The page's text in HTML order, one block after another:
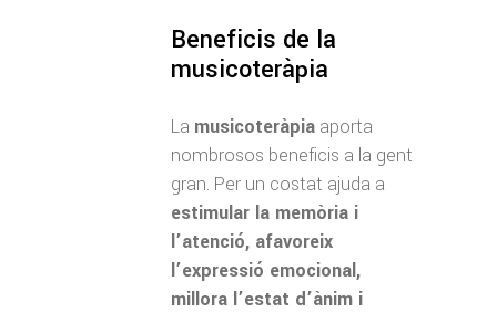
Beneficis de la
musicoteràpia
La musicoteràpia aporta
nombrosos beneficis a la gent
gran. Per un costat ajuda a
estimular la memòria i
l’atenció, afavoreix
l’expressió emocional,
millora l’estat d’ànim i